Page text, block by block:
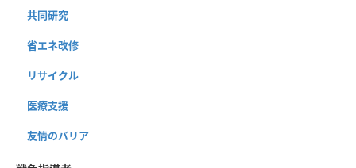
共同研究
省エネ改修
リサイクル
医療支援
友情のバリア